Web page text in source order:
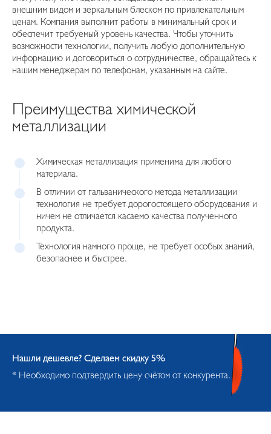
внешним видом и зеркальным блеском по привлекательным
ценам. Компания выполнит работы в минимальный срок и
обеспечит требуемый уровень качества. Чтобы уточнить
возможности технологии, получить любую дополнительную
информацию и договориться о сотрудничестве, обращайтесь к
нашим менеджерам по телефонам, указанным на сайте.
Преимущества химической
металлизации
Химическая металлизация применима для любого
материала.
В отличии от гальванического метода металлизации
технология не требует дорогостоящего оборудования и
ничем не отличается касаемо качества полученного
продукта.
Технология намного проще, не требует особых знаний,
безопаснее и быстрее.
Нашли дешевле? Сделаем скидку 5%
* Необходимо подтвердить цену счётом от конкурента.